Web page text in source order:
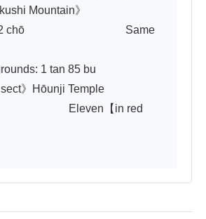
Mountain》
　　　　　　　　　Same
grounds: 1 tan 85 bu
sect》Hōunji Temple
【in red